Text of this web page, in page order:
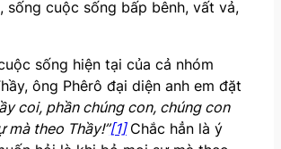
sống cuộc sống bấp bênh, vất vả,
sống hiện tại của cả nhóm
ông Phêrô đại diện anh em đặt
coi, phần chúng con, chúng con
mà theo Thầy!”[1] Chắc hẳn là ý